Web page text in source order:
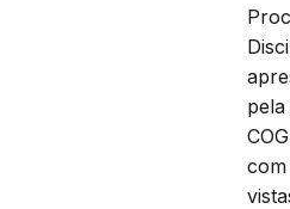
pela
com